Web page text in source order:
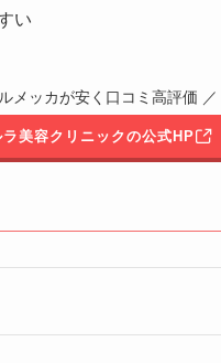
い
メッカが安く口コミ高評価 ／
ラ美容クリニックの公式HP